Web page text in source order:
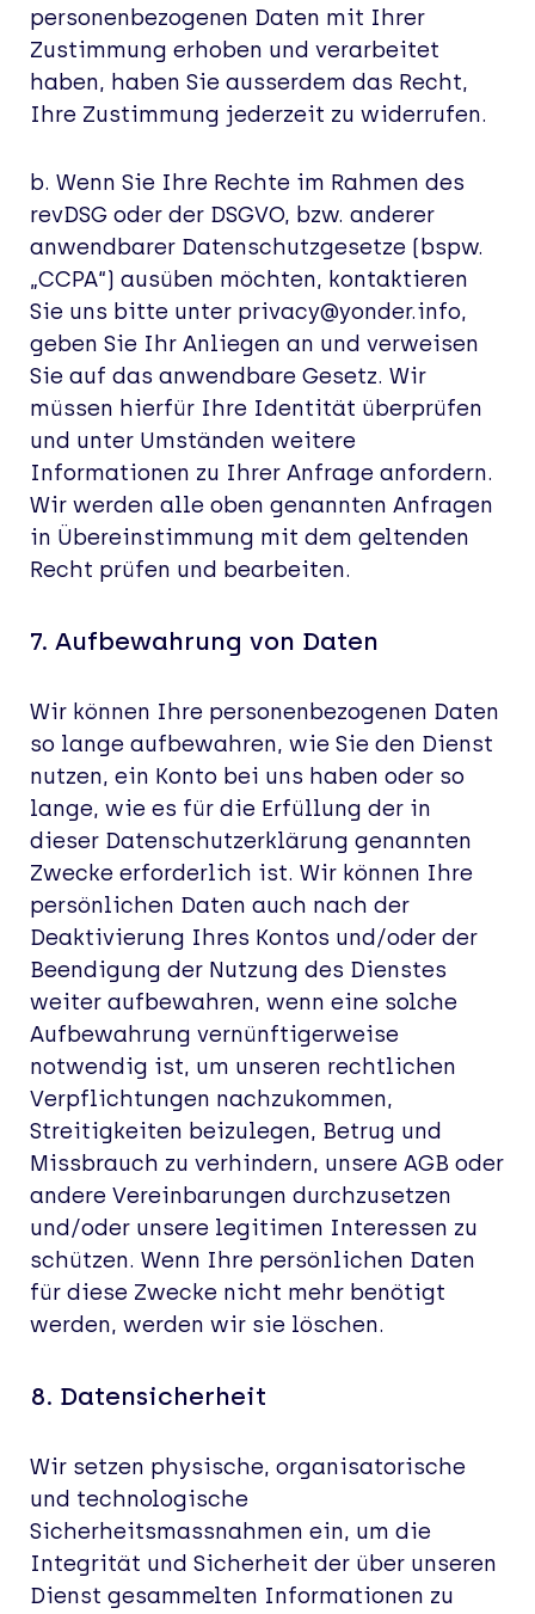
personenbezogenen Daten mit Ihrer
Zustimmung erhoben und verarbeitet
haben, haben Sie ausserdem das Recht,
Ihre Zustimmung jederzeit zu widerrufen.
b. Wenn Sie Ihre Rechte im Rahmen des
revDSG oder der DSGVO, bzw. anderer
anwendbarer Datenschutzgesetze (bspw.
„CCPA“) ausüben möchten, kontaktieren
Sie uns bitte unter privacy@yonder.info,
geben Sie Ihr Anliegen an und verweisen
Sie auf das anwendbare Gesetz. Wir
müssen hierfür Ihre Identität überprüfen
und unter Umständen weitere
Informationen zu Ihrer Anfrage anfordern.
Wir werden alle oben genannten Anfragen
in Übereinstimmung mit dem geltenden
Recht prüfen und bearbeiten.
7. Aufbewahrung von Daten
Wir können Ihre personenbezogenen Daten
so lange aufbewahren, wie Sie den Dienst
nutzen, ein Konto bei uns haben oder so
lange, wie es für die Erfüllung der in
dieser Datenschutzerklärung genannten
Zwecke erforderlich ist. Wir können Ihre
persönlichen Daten auch nach der
Deaktivierung Ihres Kontos und/oder der
Beendigung der Nutzung des Dienstes
weiter aufbewahren, wenn eine solche
Aufbewahrung vernünftigerweise
notwendig ist, um unseren rechtlichen
Verpflichtungen nachzukommen,
Streitigkeiten beizulegen, Betrug und
Missbrauch zu verhindern, unsere AGB oder
andere Vereinbarungen durchzusetzen
und/oder unsere legitimen Interessen zu
schützen. Wenn Ihre persönlichen Daten
für diese Zwecke nicht mehr benötigt
werden, werden wir sie löschen.
8. Datensicherheit
Wir setzen physische, organisatorische
und technologische
Sicherheitsmassnahmen ein, um die
Integrität und Sicherheit der über unseren
Dienst gesammelten Informationen zu